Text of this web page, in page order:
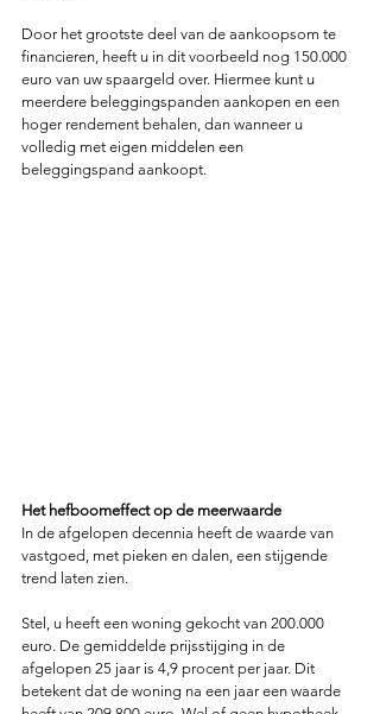
Door het grootste deel van de aankoopsom te
financieren, heeft u in dit voorbeeld nog 150.000
euro van uw spaargeld over. Hiermee kunt u
meerdere beleggingspanden aankopen en een
hoger rendement behalen, dan wanneer u
volledig met eigen middelen een
beleggingspand aankoopt.
Het hefboomeffect op de meerwaarde
In de afgelopen decennia heeft de waarde van
vastgoed, met pieken en dalen, een stijgende
trend laten zien.
Stel, u heeft een woning gekocht van 200.000
euro. De gemiddelde prijsstijging in de
afgelopen 25 jaar is 4,9 procent per jaar. Dit
betekent dat de woning na een jaar een waarde